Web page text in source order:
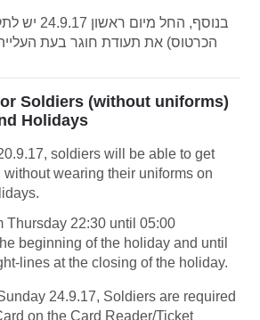
בנוסף, החל
הכרטוס) את תעודת חוגר בעת העלייה
Soldiers (without uniforms)
Holidays
soldiers will be able to get
wearing their uniforms on
Thursday 22:30 until 05:00
beginning of the holiday and until
lines at the closing of the holiday.
24.9.17, Soldiers are required
on the Card Reader/Ticket